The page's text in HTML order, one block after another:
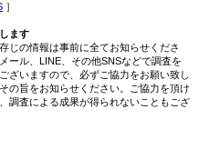
］
ます
じの情報は事前に全てお知らせくださ
ール、LINE、その他SNSなどで調査を
ざいますので、必ずご協力をお願い致し
の旨をお知らせください。ご協力を頂け
調査による成果が得られないこともござ